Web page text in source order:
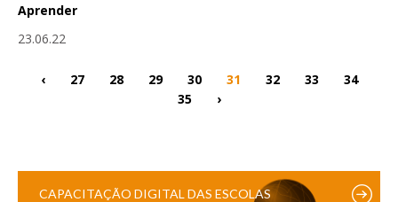
Aprender
23.06.22
‹ 27 28 29 30 31 32 33
34
35
›
CAPACITAÇÃO DIGITAL DAS ESCOLAS